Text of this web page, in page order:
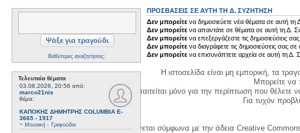
Βαθύτερες αναζητήσεις;
Τελευταία θέματα
03.08.2026, 20:56 από:
marco21nis
θέμα:
ΚΑΠΟΚΗΣ ΔΗΜΗΤΡΗΣ COLUMBIA E-
3665 - 1917
~ Μουσική - Τραγούδια
ΠΡΟΣΒΆΣΕΙΣ ΣΕ ΑΥΤΉ ΤΗ Δ. ΣΥΖΉΤΗΣΗ
Δεν μπορείτε να δημοσιεύετε νέα θέματα σε αυτή τη
Δεν μπορείτε να απαντάτε σε θέματα σε αυτή τη Δ.
Δεν μπορείτε να επεξεργάζεστε τις δημοσιεύσεις
Δεν μπορείτε να διαγράφετε τις δημοσιεύσεις σας
Δεν μπορείτε να επισυνάπτετε αρχεία σε αυτή τη Δ.
Η ιστοσελίδα είναι μη εμπορική, τα
Μπορείτε να
Η δημιουργία λογαριασμού απαιτείται μόνο για την περίπτωση που
Για τυχόν
Η χρήση του υλικού της σελίδας γίνεται σύμφωνα με την άδεια Creative